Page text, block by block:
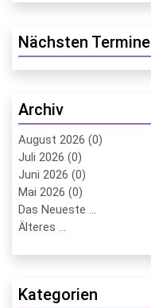
Nächsten Termine
Archiv
August 2026 (0)
Juli 2026 (0)
Juni 2026 (0)
Mai 2026 (0)
Das Neueste ...
Älteres ...
Kategorien